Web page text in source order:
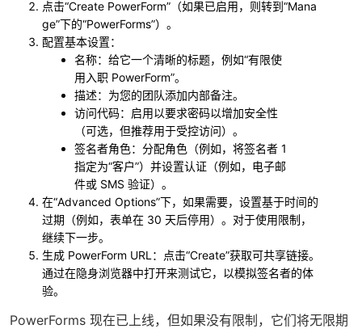
点击“Create PowerForm”（如果已启用，则转到“Mana
ge”下的“PowerForms”）。
配置基本设置：
名称：给它一个清晰的标题，例如“有限使
用入职 PowerForm”。
描述：为您的团队添加内部备注。
访问代码：启用以要求密码以增加安全性
（可选，但推荐用于受控访问）。
签名者角色：分配角色（例如，将签名者 1
指定为“客户”）并设置认证（例如，电子邮
件或 SMS 验证）。
在“Advanced Options”下，如果需要，设置基于时间的
过期（例如，表单在 30 天后停用）。对于使用限制，
继续下一步。
生成 PowerForm URL：点击“Create”获取可共享链接。
通过在隐身浏览器中打开来测试它，以模拟签名者的体
验。
PowerForms 现在已上线，但如果没有限制，它们将无限期